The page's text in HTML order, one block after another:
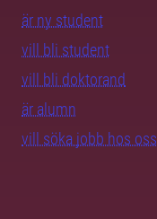
är ny student
vill bli student
vill bli doktorand
är alumn
vill söka jobb hos oss